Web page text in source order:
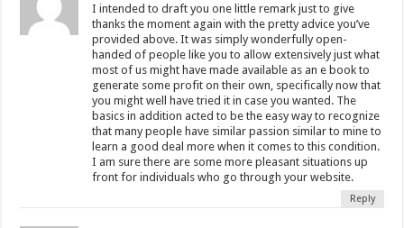
I intended to draft you one little remark just to give
thanks the moment again with the pretty advice you’ve
provided above. It was simply wonderfully open-
handed of people like you to allow extensively just what
most of us might have made available as an e book to
generate some profit on their own, specifically now that
you might well have tried it in case you wanted. The
basics in addition acted to be the easy way to recognize
that many people have similar passion similar to mine to
learn a good deal more when it comes to this condition.
I am sure there are some more pleasant situations up
front for individuals who go through your website.
Reply